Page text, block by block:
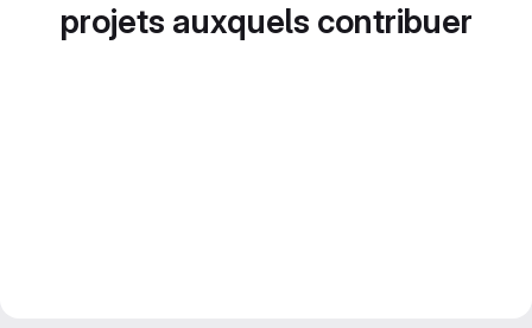
projets auxquels contribuer